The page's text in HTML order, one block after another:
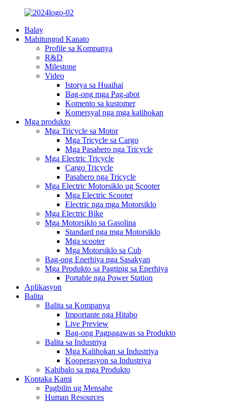
Balay
Mahitungod Kanato
Profile sa Kompanya
R&D
Milestone
Video
Istorya sa Huaihai
Bag-ong mga Pag-abot
Komento sa kustomer
Komersyal nga mga kalihokan
Mga produkto
Mga Tricycle sa Motor
Mga Tricycle sa Cargo
Mga Pasahero nga Tricycle
Mga Electric Tricycle
Cargo Tricycle
Pasahero nga Tricycle
Mga Electric Motorsiklo ug Scooter
Mga Electric Scooter
Electric nga mga Motorsiklo
Mga Electric Bike
Mga Motorsiklo sa Gasolina
Standard nga mga Motorsiklo
Mga scooter
Mga Motorsiklo sa Cub
Bag-ong Enerhiya nga Sasakyan
Mga Produkto sa Pagtipig sa Enerhiya
Portable nga Power Station
Aplikasyon
Balita
Balita sa Kompanya
Importante nga Hitabo
Live Preview
Bag-ong Pagpagawas sa Produkto
Balita sa Industriya
Mga Kalihokan sa Industriya
Kooperasyon sa Industriya
Kahibalo sa mga Produkto
Kontaka Kami
Pagbilin ug Mensahe
Human Resources